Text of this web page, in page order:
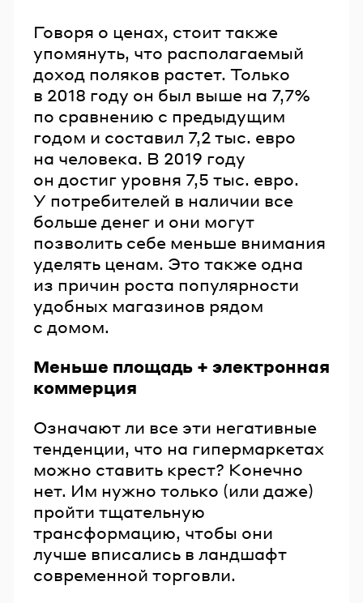
Говоря о ценах, стоит также
упомянуть, что располагаемый
доход поляков растет. Только
в 2018 году он был выше на 7,7%
по сравнению с предыдущим
годом и составил 7,2 тыс. евро
на человека. В 2019 году
он достиг уровня 7,5 тыс. евро.
У потребителей в наличии все
больше денег и они могут
позволить себе меньше внимания
уделять ценам. Это также одна
из причин роста популярности
удобных магазинов рядом
с домом.
Меньше площадь + электронная
коммерция
Означают ли все эти негативные
тенденции, что на гипермаркетах
можно ставить крест? Конечно
нет. Им нужно только (или даже)
пройти тщательную
трансформацию, чтобы они
лучше вписались в ландшафт
современной торговли.